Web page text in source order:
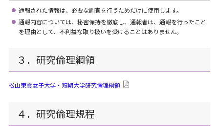
通報された情報は、必要な調査を行うためだけに使用します。
通報内容については、秘密保持を徹底し、通報者は、通報を行ったこと
を理由として、不利益な取り扱いを受けることはありません。
３．研究倫理綱領
松山東雲女子大学・短期大学研究倫理綱領
４．研究倫理規程